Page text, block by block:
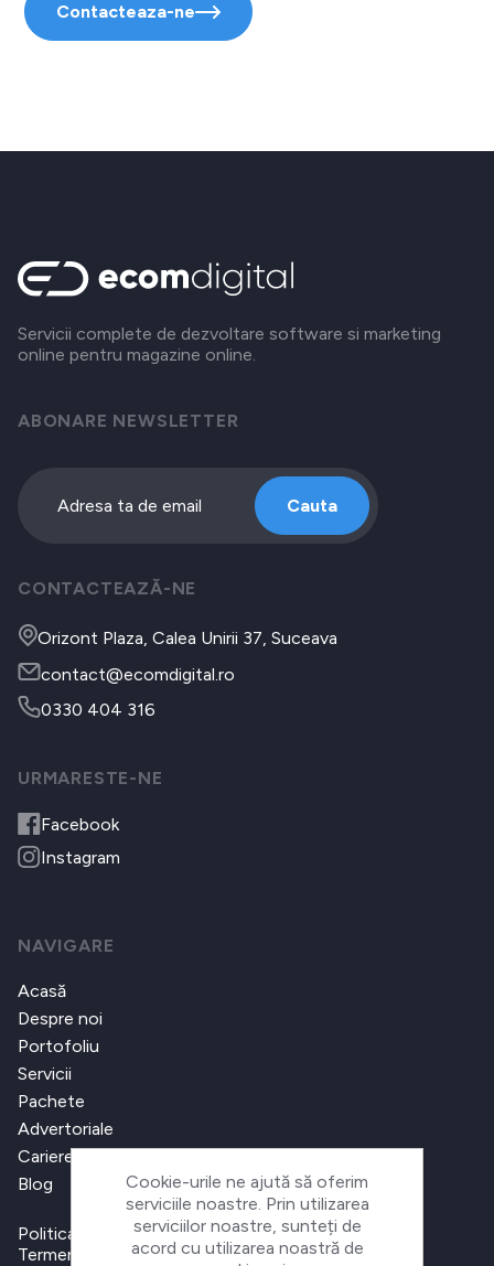
Contacteaza-ne
Servicii complete de dezvoltare software si marketing
online pentru magazine online.
ABONARE NEWSLETTER
Cauta
CONTACTEAZĂ-NE
Orizont Plaza, Calea Unirii 37, Suceava
contact@ecomdigital.ro
0330 404 316
URMARESTE-NE
Facebook
Instagram
NAVIGARE
Acasă
Despre noi
Portofoliu
Servicii
Pachete
Advertoriale
Cariere
Blog
Politica de confidențialitate
Termeni și condiții
Cookie-urile ne ajută să oferim
serviciile noastre. Prin utilizarea
serviciilor noastre, sunteți de
acord cu utilizarea noastră de